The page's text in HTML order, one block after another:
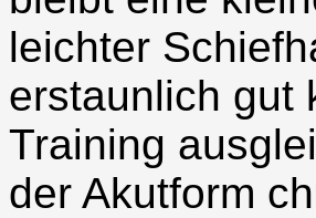
leichter
erstaunlich gut
Training
der Akutform